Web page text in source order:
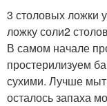
3 столовых ложки
ложку соли2
В самом начале
простерилизуем
сухими. Лучше
осталось запаха